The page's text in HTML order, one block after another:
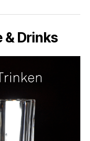
& Drinks